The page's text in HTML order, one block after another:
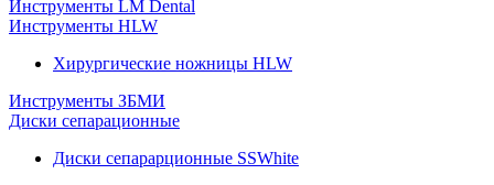
Инструменты LM Dental
Инструменты HLW
Хирургические ножницы HLW
Инструменты ЗБМИ
Диски сепарационные
Диски сепарарционные SSWhite